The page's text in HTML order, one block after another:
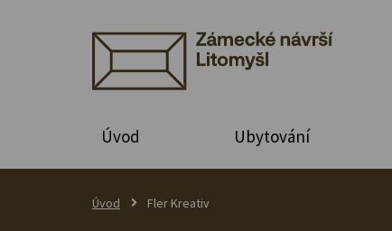
Úvod Ubytování
Úvod Fler Kreativ